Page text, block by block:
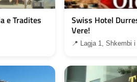
e Tradites
Swiss Hotel
Vere!
📍 Lagja 1, Shkembi